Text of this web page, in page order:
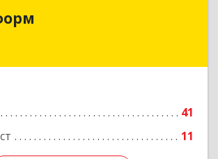
41
11
обл, Старый Оскол г,